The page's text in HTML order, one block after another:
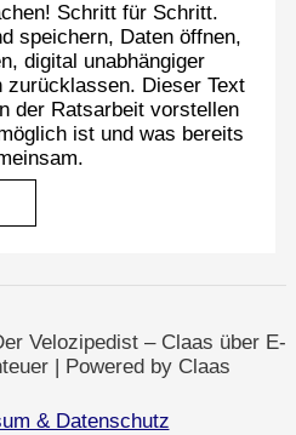
Schritt für Schritt.
speichern, Daten öffnen,
digital unabhängiger
zurücklassen. Dieser Text
der Ratsarbeit vorstellen
ist und was bereits
Velozipedist – Claas über E-
| Powered by Claas
& Datenschutz